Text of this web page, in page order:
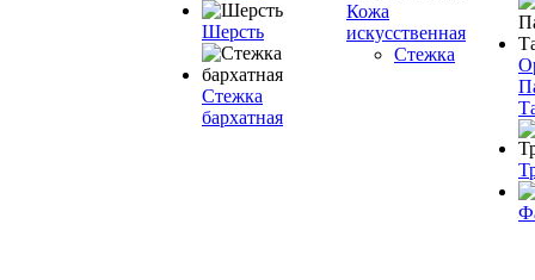
Шерсть
Стежка
бархатная
Кожа
искусственная
Стежка